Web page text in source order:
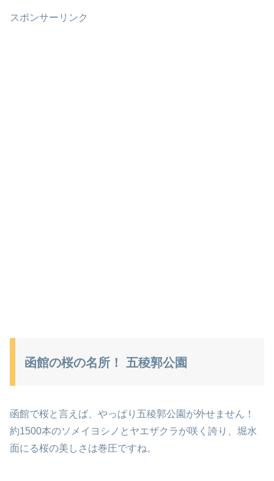
スポンサーリンク
函館の桜の名所！ 五稜郭公園
函館で桜と言えば、やっぱり五稜郭公園が外せません！
約1500本のソメイヨシノとヤエザクラが咲く誇り、堀水
面にる桜の美しさは巻圧ですね。